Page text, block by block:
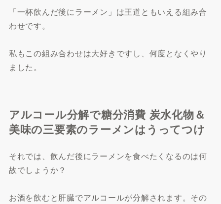
「一杯飲んだ後にラーメン」は王道ともいえる組み合
わせです。
私もこの組み合わせは大好きですし、何度となくやり
ました。
アルコール分解で糖分消費 炭水化物＆
美味の三要素のラーメンはうってつけ
それでは、飲んだ後にラーメンを食べたくなるのは何
故でしょうか？
お酒を飲むと肝臓でアルコールが分解されます。その